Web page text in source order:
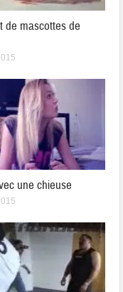
de mascottes de
une chieuse